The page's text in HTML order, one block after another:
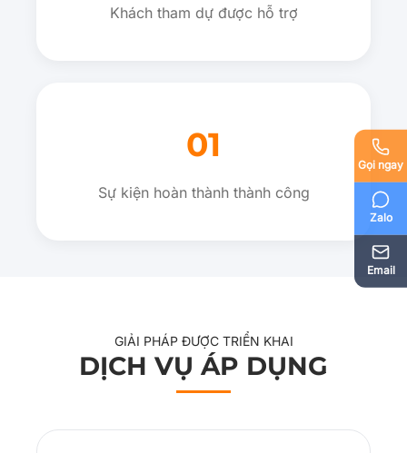
Gọi ngay
Zalo
Email
Khách tham dự được hỗ trợ
01
Sự kiện hoàn thành thành công
GIẢI PHÁP ĐƯỢC TRIỂN KHAI
DỊCH VỤ ÁP DỤNG